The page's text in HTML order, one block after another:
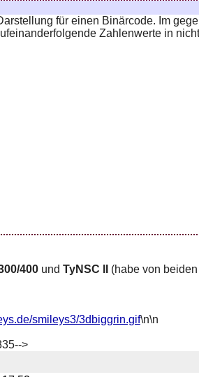
für einen Binärcode. Im
Zahlenwerte in
400und TyNSC II (habe von
smileys3/3dbiggrin.gif\n\n
>